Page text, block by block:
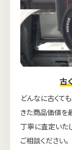
古
どんなに古くて
きた商品価値を
丁寧に査定いた
ご相談ください。